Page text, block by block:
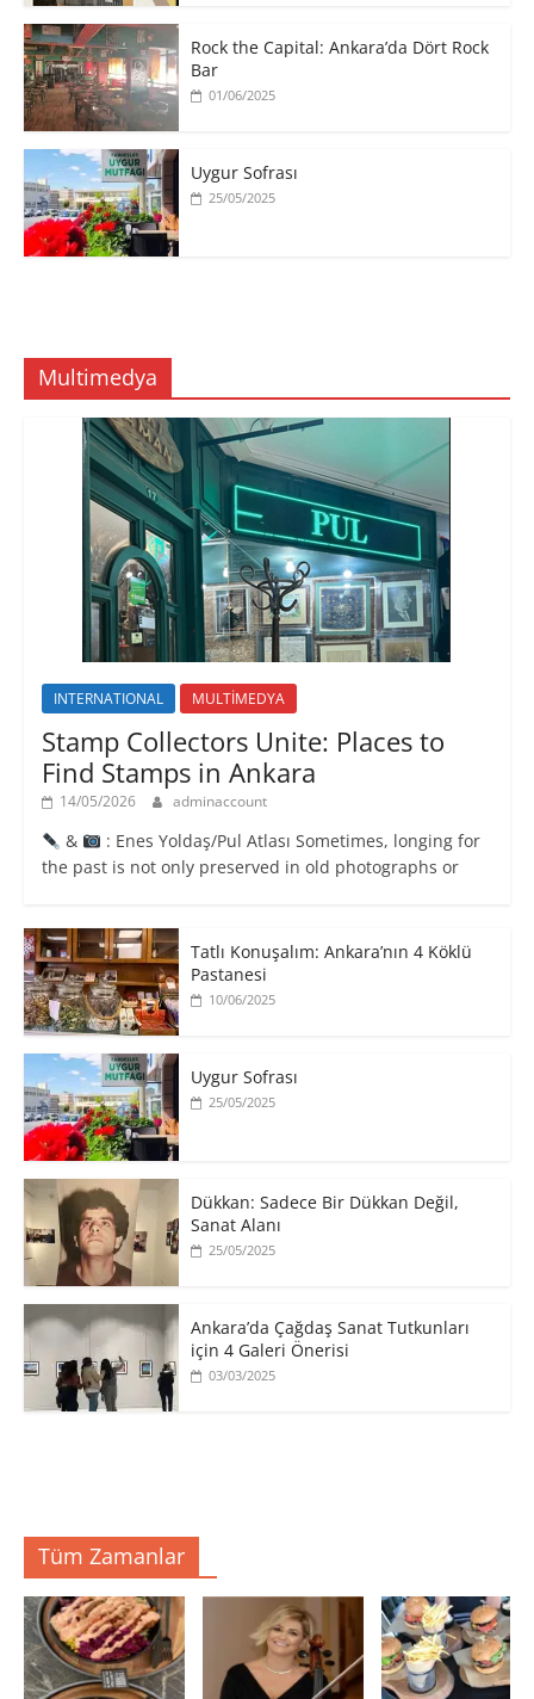
Rock the Capital: Ankara’da Dört Rock
Bar
01/06/2025
Uygur Sofrası
25/05/2025
Multimedya
INTERNATIONAL MULTİMEDYA
Stamp Collectors Unite: Places to
Find Stamps in Ankara
14/05/2026 adminaccount
&
: Enes Yoldaş/Pul Atlası Sometimes, longing for
the past is not only preserved in old photographs or
Tatlı Konuşalım: Ankara’nın 4 Köklü
Pastanesi
10/06/2025
Uygur Sofrası
25/05/2025
​Dükkan: Sadece Bir Dükkan Değil,
Sanat Alanı
25/05/2025
Ankara’da Çağdaş Sanat Tutkunları
için 4 Galeri Önerisi
03/03/2025
Tüm Zamanlar